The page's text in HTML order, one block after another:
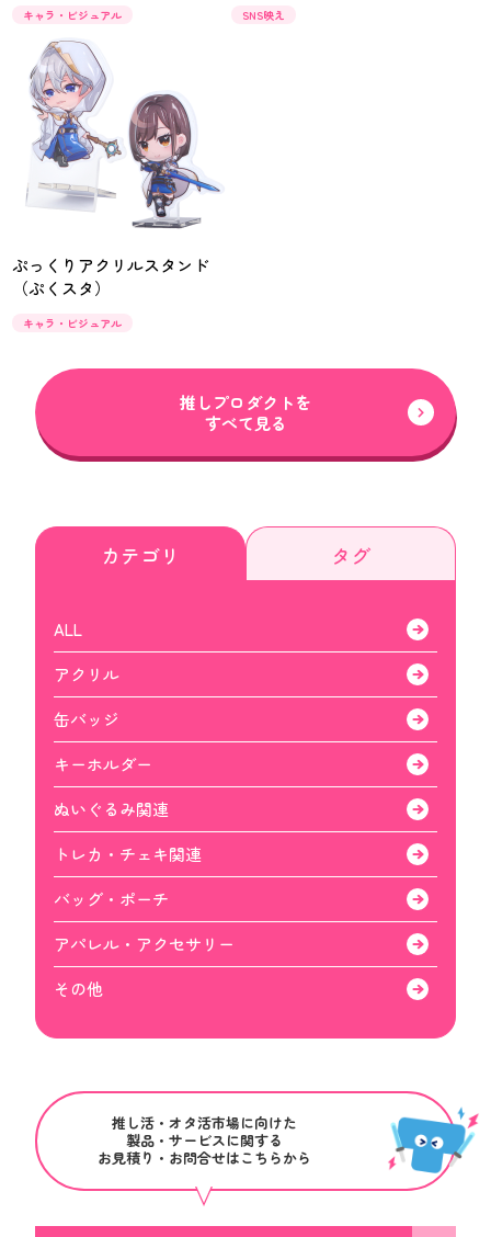
キャラ・ビジュアル SNS映え
ぷっくりアクリルスタンド
（ぷくスタ）
キャラ・ビジュアル
推しプロダクトを
すべて見る
カテゴリ タグ
ALL
アクリル
缶バッジ
キーホルダー
ぬいぐるみ関連
トレカ・チェキ関連
バッグ・ポーチ
アパレル・アクセサリー
その他
推し活・オタ活市場に向けた
製品・サービスに関する
お見積り・お問合せはこちらから